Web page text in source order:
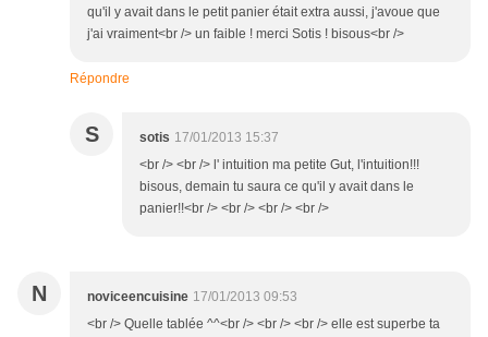
qu'il y avait dans le petit panier était extra aussi, j'avoue que
j'ai vraiment<br /> un faible ! merci Sotis ! bisous<br />
Répondre
S sotis 17/01/2013 15:37
<br /> <br /> l' intuition ma petite Gut, l'intuition!!!
bisous, demain tu saura ce qu'il y avait dans le
panier!!<br /> <br /> <br /> <br />
N noviceencuisine 17/01/2013 09:53
<br /> Quelle tablée ^^<br /> <br /> <br /> elle est superbe ta